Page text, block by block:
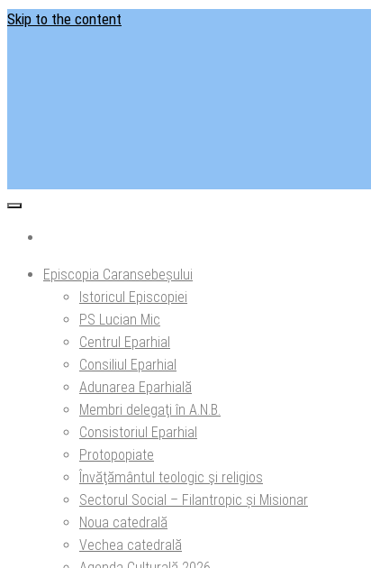
Skip to the content
Episcopia Caransebeșului
Istoricul Episcopiei
PS Lucian Mic
Centrul Eparhial
Consiliul Eparhial
Adunarea Eparhială
Membri delegaţi în A.N.B.
Consistoriul Eparhial
Protopopiate
Învăţământul teologic şi religios
Sectorul Social – Filantropic și Misionar
Noua catedrală
Vechea catedrală